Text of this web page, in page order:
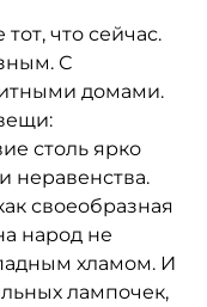
что сейчас.
С
домами.
столь ярко
неравенства.
своеобразная
народ не
хламом. И
лампочек,